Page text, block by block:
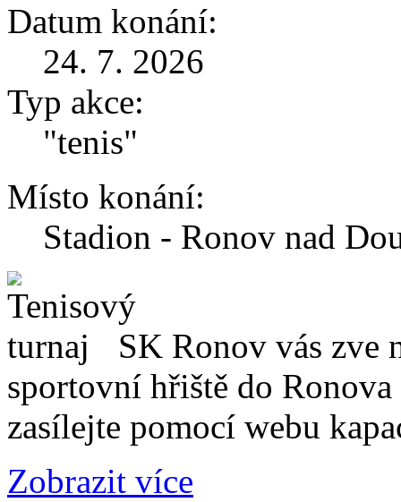
Datum konání:
24. 7. 2026
Typ akce:
"tenis"
Místo konání:
Stadion - Ronov nad
SK Ronov vás zve
sportovní hřiště do
zasílejte pomocí webu
Zobrazit více